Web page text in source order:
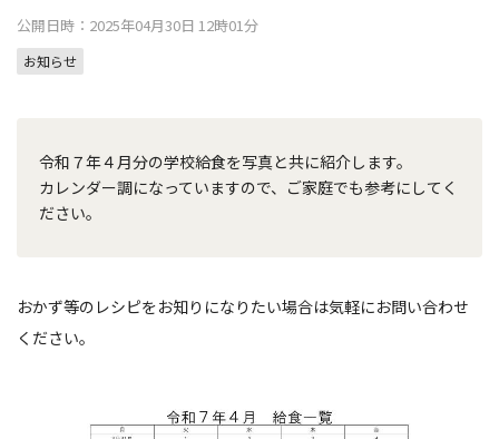
公開日時：2025年04月30日 12時01分
お知らせ
令和７年４月分の学校給食を写真と共に紹介します。
カレンダー調になっていますので、ご家庭でも参考にしてく
ださい。
おかず等のレシピをお知りになりたい場合は気軽にお問い合わせ
ください。